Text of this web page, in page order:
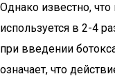
Однако известно,
используется в 2-4
при введении
означает, что